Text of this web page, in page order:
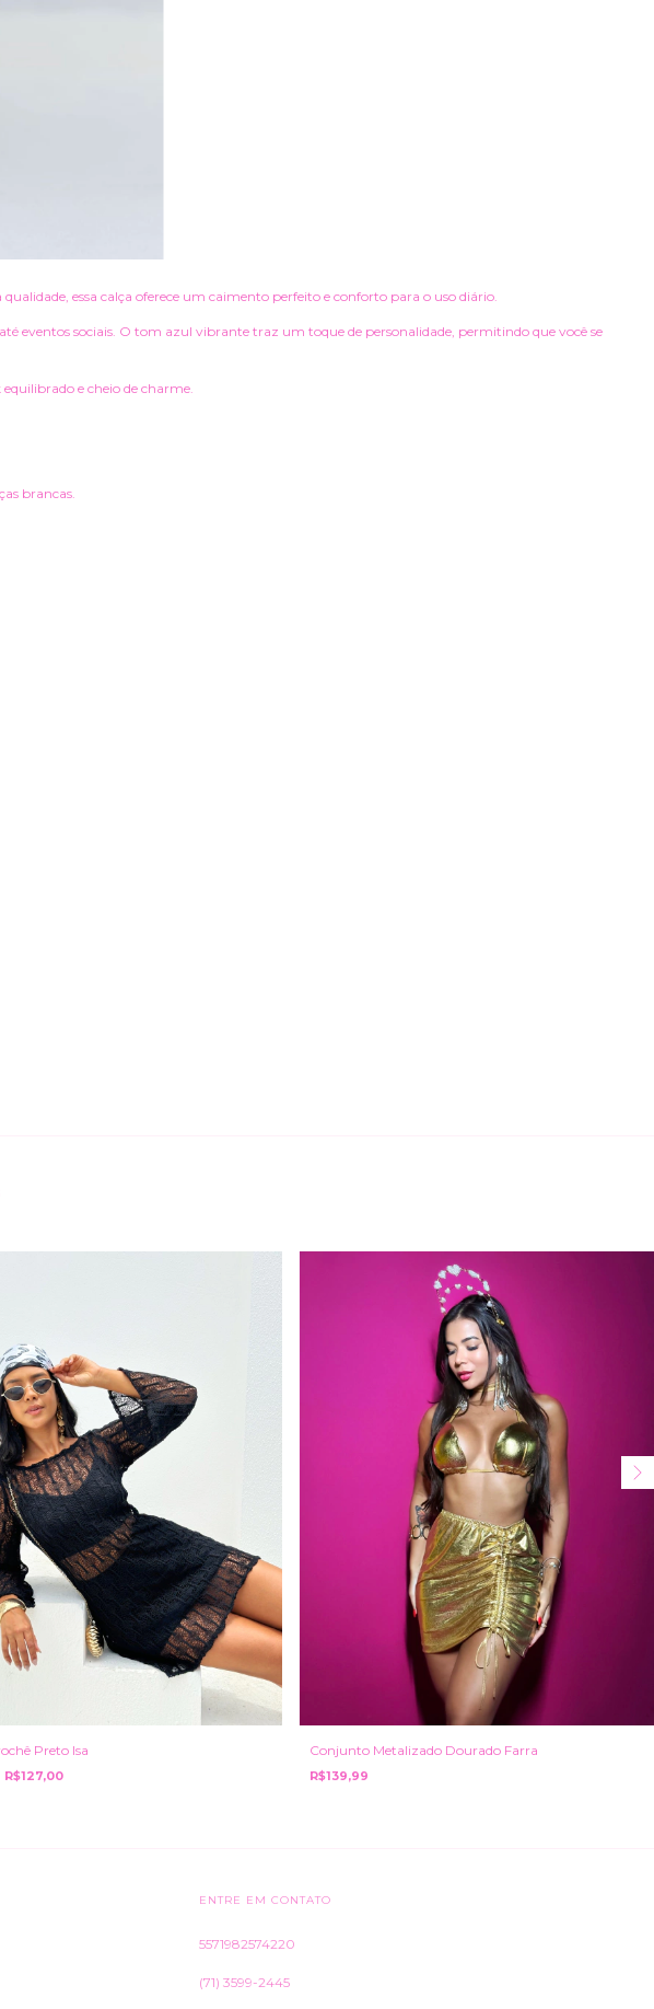
essa calça oferece um caimento perfeito e conforto para o uso diário.
eventos sociais. O tom azul vibrante traz um toque de personalidade, permitindo que você se
e cheio de charme.
brancas.
Preto Isa
R$127,00
Conjunto Metalizado Dourado Farra
R$139,99
ENTRE EM CONTATO
5571982574220
(71) 3599-2445